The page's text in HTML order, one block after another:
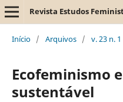
Revista Estudos
Início / Arquivos / v. 23 n.
Ecofeminismo
sustentável